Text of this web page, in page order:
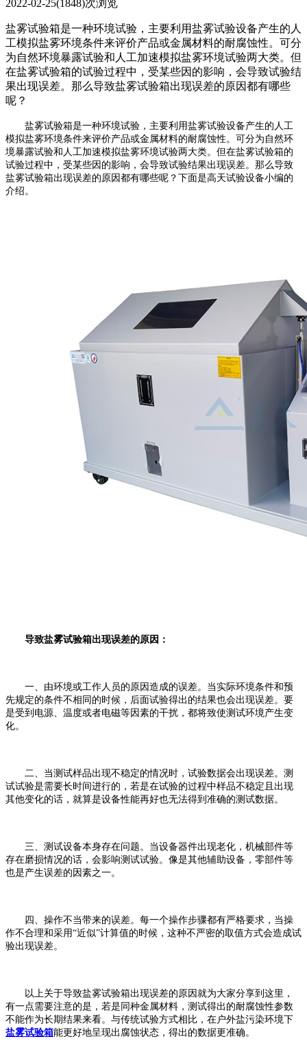
2022-02-25(1848)次浏览
盐雾试验箱是一种环境试验，主要利用盐雾试验设备产生的人
工模拟盐雾环境条件来评价产品或金属材料的耐腐蚀性。可分
为自然环境暴露试验和人工加速模拟盐雾环境试验两大类。但
在盐雾试验箱的试验过程中，受某些因的影响，会导致试验结
果出现误差。那么导致盐雾试验箱出现误差的原因都有哪些
呢？
盐雾试验箱是一种环境试验，主要利用盐雾试验设备产生的人工
模拟盐雾环境条件来评价产品或金属材料的耐腐蚀性。可分为自然环
境暴露试验和人工加速模拟盐雾环境试验两大类。但在盐雾试验箱的
试验过程中，受某些因的影响，会导致试验结果出现误差。那么导致
盐雾试验箱出现误差的原因都有哪些呢？下面是高天试验设备小编的
介绍。
导致盐雾试验箱出现误差的原因：
一、由环境或工作人员的原因造成的误差。当实际环境条件和预
先规定的条件不相同的时候，后面试验得出的结果也会出现误差。要
是受到电源、温度或者电磁等因素的干扰，都将致使测试环境产生变
化。
二、当测试样品出现不稳定的情况时，试验数据会出现误差。测
试试验是需要长时间进行的，若是在试验的过程中样品不稳定且出现
其他变化的话，就算是设备性能再好也无法得到准确的测试数据。
三、测试设备本身存在问题。当设备器件出现老化，机械部件等
存在磨损情况的话，会影响测试试验。像是其他辅助设备，零部件等
也是产生误差的因素之一。
四、操作不当带来的误差。每一个操作步骤都有严格要求，当操
作不合理和采用“近似”计算值的时候，这种不严密的取值方式会造成试
验出现误差。
以上关于导致盐雾试验箱出现误差的原因就为大家分享到这里，
有一点需要注意的是，若是同种金属材料，测试得出的耐腐蚀性参数
不能作为长期结果来看。与传统试验方式相比，在户外盐污染环境下
盐雾试验箱能更好地呈现出腐蚀状态，得出的数据更准确。